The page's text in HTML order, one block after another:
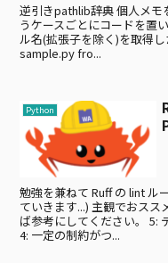
逆引きpathlib辞典 個人メ
うケースごとにコードを置
ル名(拡張子を除く)を取得
sample.py fro...
Python
勉強を兼ねて Ruff の lint ル
ていきます...) 主観でおス
ば参考にしてください。 5:
4: 一定の制約がつ...